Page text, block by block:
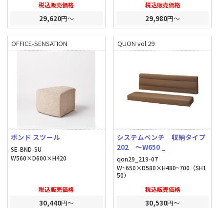
税込販売価格
29,620円～
税込販売価格
29,980円～
OFFICE-SENSATION
ボンド スツール
SE-BND-SU
W560×D600×H420
税込販売価格
30,440円～
QUON vol.29
システムベンチ 収納タイプ
202 ～W650 _
qon29_219-07
W~650×D580×H480~700（SH1
50）
税込販売価格
30,530円～